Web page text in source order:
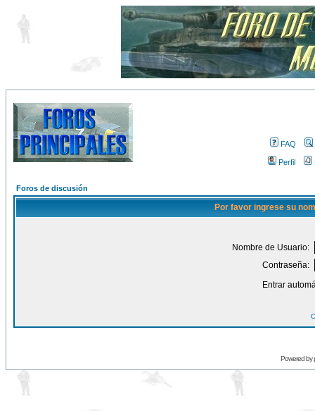
FAQ
Perfil
Foros de discusión
Por favor ingrese su
Nombre de Usuario:
Contraseña:
Entrar
Powered by